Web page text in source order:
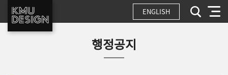
ENGLISH
행정공지